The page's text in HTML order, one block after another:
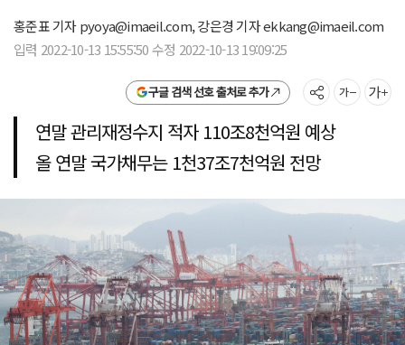
홍준표 기자pyoya@imaeil.com,강은경 기자ekkang@imaeil.com
입력 2022-10-13 15:55:50 수정 2022-10-13 19:09:25
구글 검색 선호 출처로 추가
연말 관리재정수지 적자 110조8천억원 예상
올 연말 국가채무는 1천37조7천억원 전망